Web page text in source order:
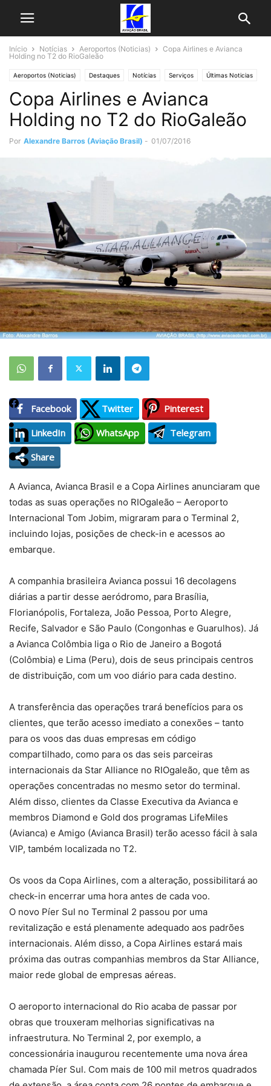
Início Notícias Aeroportos (Noticias)
Copa Airlines e Avianca
Holding no T2 do RioGaleão
Aeroportos (Noticias) Destaques Notícias Serviços Últimas Noticias
Copa Airlines e Avianca
Holding no T2 do RioGaleão
Por Alexandre Barros (Aviação Brasil) - 01/07/2016
Facebook Twitter
Pinterest
LinkedIn
WhatsApp
Telegram
Share
A Avianca, Avianca Brasil e a Copa Airlines anunciaram que
todas as suas operações no RIOgaleão – Aeroporto
Internacional Tom Jobim, migraram para o Terminal 2,
incluindo lojas, posições de check-in e acessos ao
embarque.
A companhia brasileira Avianca possui 16 decolagens
diárias a partir desse aeródromo, para Brasília,
Florianópolis, Fortaleza, João Pessoa, Porto Alegre,
Recife, Salvador e São Paulo (Congonhas e Guarulhos). Já
a Avianca Colômbia liga o Rio de Janeiro a Bogotá
(Colômbia) e Lima (Peru), dois de seus principais centros
de distribuição, com um voo diário para cada destino.
A transferência das operações trará benefícios para os
clientes, que terão acesso imediato a conexões – tanto
para os voos das duas empresas em código
compartilhado, como para os das seis parceiras
internacionais da Star Alliance no RIOgaleão, que têm as
operações concentradas no mesmo setor do terminal.
Além disso, clientes da Classe Executiva da Avianca e
membros Diamond e Gold dos programas LifeMiles
(Avianca) e Amigo (Avianca Brasil) terão acesso fácil à sala
VIP, também localizada no T2.
Os voos da Copa Airlines, com a alteração, possibilitará ao
check-in encerrar uma hora antes de cada voo.
O novo Píer Sul no Terminal 2 passou por uma
revitalização e está plenamente adequado aos padrões
internacionais. Além disso, a Copa Airlines estará mais
próxima das outras companhias membros da Star Alliance,
maior rede global de empresas aéreas.
O aeroporto internacional do Rio acaba de passar por
obras que trouxeram melhorias significativas na
infraestrutura. No Terminal 2, por exemplo, a
concessionária inaugurou recentemente uma nova área
chamada Píer Sul. Com mais de 100 mil metros quadrados